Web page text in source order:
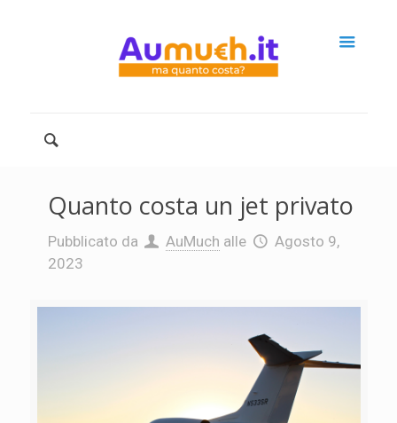
Quanto costa un jet privato
Pubblicato da AuMuch alle
Agosto 9,
2023